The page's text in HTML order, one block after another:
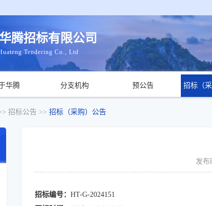
腾招标有限公司
Tendering Co., Ltd
华腾 分支机构 预公告 招标（
招标公告 >> 招标（采购）公告
发布
招标编号： HT-G-2024151